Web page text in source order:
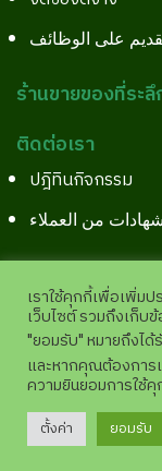
على الوظائف
ร้านขายของที่ระลึ
ติดต่อเรา
ปฎิทินกิจกรรม
شهادات من العملاء
Copyright©2026
11,943,525 |
เราใช้คุกกี้เพื่อเพิ่ม
เว็บไซต์ รวมถึงเก็บ
"ยอมรับ" หมายถึงไ
และหากคุณต้องการ
ความยินยอมการใช้
ตั้งค่า ยอมรับ